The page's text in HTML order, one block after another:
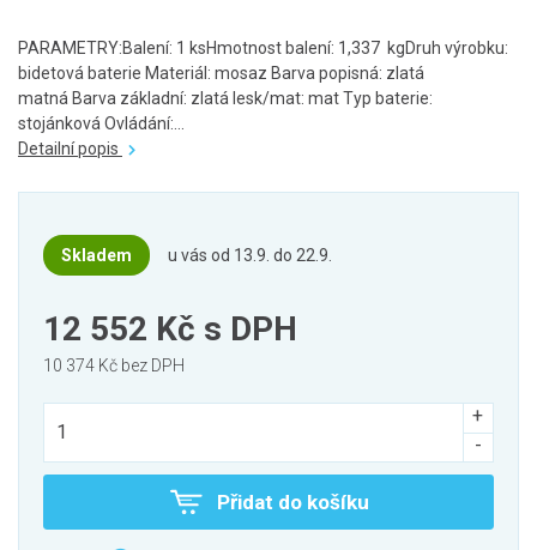
PARAMETRY:Balení: 1 ksHmotnost balení: 1,337 kgDruh výrobku:
bidetová baterie Materiál: mosaz Barva popisná: zlatá
matná Barva základní: zlatá lesk/mat: mat Typ baterie:
stojánková Ovládání:...
Detailní popis
Skladem u vás od 13.9. do 22.9.
12 552 Kč s DPH
10 374 Kč bez DPH
Přidat do košíku